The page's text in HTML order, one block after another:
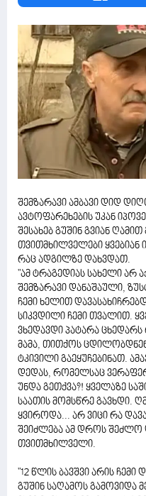
შემზარავი ამბავი დიდ
ავტოფარეხების უკან
შესახებ გუშინ გვიან
თვითმხილველები ყვებიან
რაც ადგილზე დახვდათ.
"ამ ტრაგედიას სახელი არ
შემზარავი დანაშაული,
ჩემი ხელით
სიკვდილი ჩემი თვალით.
ვხედავდი პატარა
მამა, თითქოს
ტკივილი გაეყუჩებინათ.
დედას, რომელსაც
უნდა გეთქვა?! ყველაზე
საათის მომსწრე გავხდი.
ყვიროდა... არ ვიცი რა
შეიძლება ამ დროს შეძლო
თვითმხილველი.
"12 წლის ბავშვი არის
გუშინ საღამოს გამოვიდა